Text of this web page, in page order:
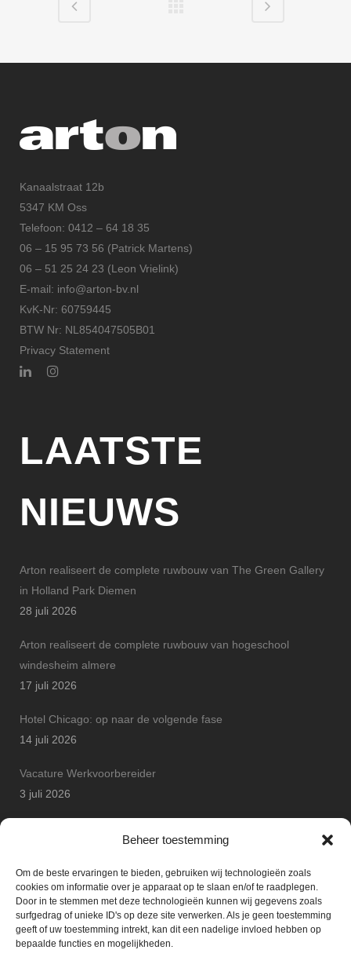
Beheer toestemming
Om de beste ervaringen te bieden, gebruiken wij technologieën zoals
cookies om informatie over je apparaat op te slaan en/of te raadplegen.
Door in te stemmen met deze technologieën kunnen wij gegevens zoals
surfgedrag of unieke ID's op deze site verwerken. Als je geen toestemming
geeft of uw toestemming intrekt, kan dit een nadelige invloed hebben op
bepaalde functies en mogelijkheden.
Kanaalstraat 12b
5347 KM Oss
Telefoon: 0412 – 64 18 35
06 – 15 95 73 56 (Patrick Martens)
06 – 51 25 24 23 (Leon Vrielink)
E-mail: info@arton-bv.nl
KvK-Nr: 60759445
BTW Nr: NL854047505B01
Privacy Statement
LAATSTE
NIEUWS
Arton realiseert de complete ruwbouw van The Green Gallery
in Holland Park Diemen
28 juli 2026
Arton realiseert de complete ruwbouw van hogeschool
windesheim almere
17 juli 2026
Hotel Chicago: op naar de volgende fase
14 juli 2026
Vacature Werkvoorbereider
3 juli 2026